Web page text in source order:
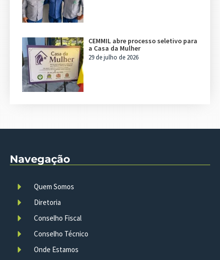
CEMMIL abre processo seletivo para
a Casa da Mulher
29 de julho de 2026
Navegação
Quem Somos
Diretoria
Conselho Fiscal
Conselho Técnico
Onde Estamos